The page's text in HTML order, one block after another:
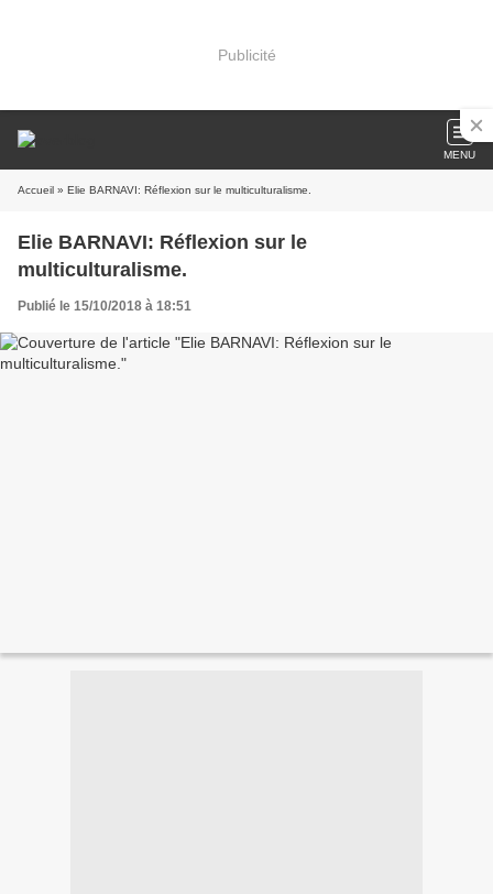
Publicité
MENU
Accueil » Elie BARNAVI: Réflexion sur le multiculturalisme.
Elie BARNAVI: Réflexion sur le
multiculturalisme.
Publié le 15/10/2018 à 18:51